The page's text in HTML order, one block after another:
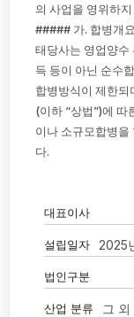
의 사업을 영위하
##### 가. 합병개
태당사는 영업양수
득 등이 아닌 순수
합병방식이 제한되
(이하 “상법”)에 따
이나 소규모합병을
다.
대표이사
설립일자
법인구분
산업 분류